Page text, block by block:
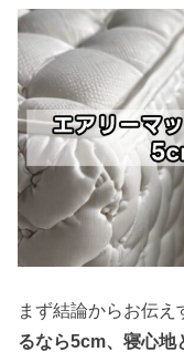
まず結論からお伝え
るなら5cm、寝心地